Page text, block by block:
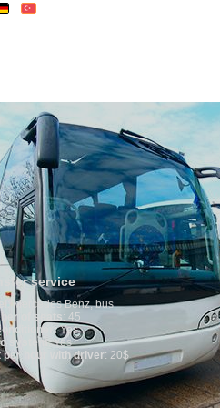
Hotels in
We have all hotels in